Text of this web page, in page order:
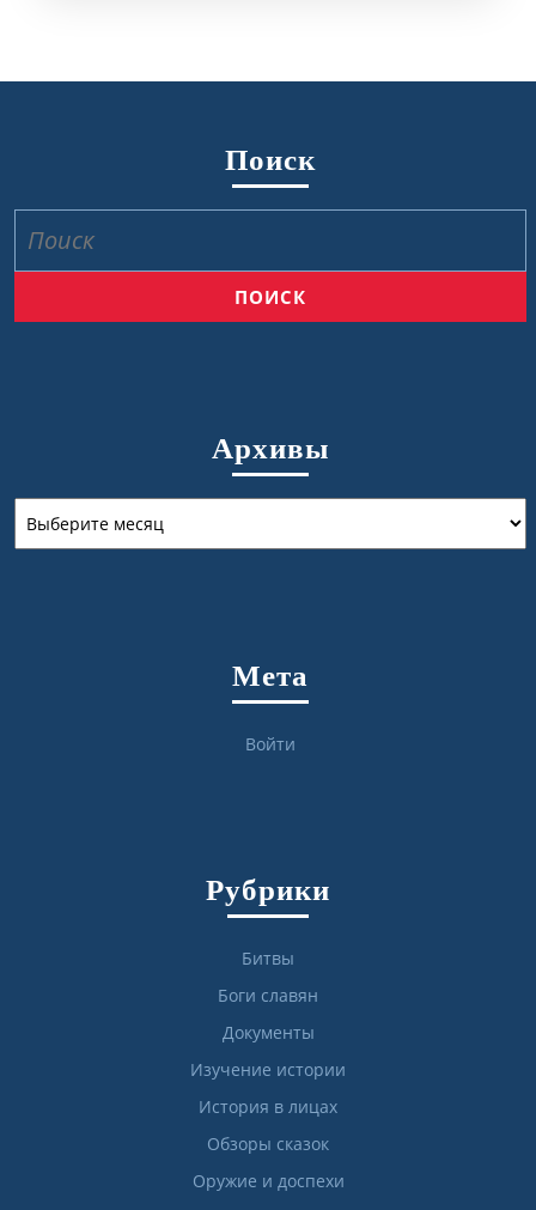
Поиск
Архивы
Мета
Войти
Рубрики
Битвы
Боги славян
Документы
Изучение истории
История в лицах
Обзоры сказок
Оружие и доспехи